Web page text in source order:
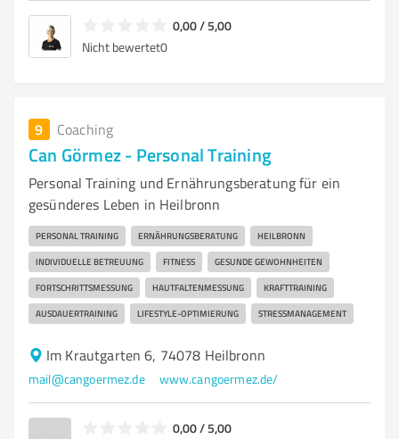
0,00 / 5,00
Nicht bewertet0
9 Coaching
Can Görmez - Personal Training
Personal Training und Ernährungsberatung für ein
gesünderes Leben in Heilbronn
PERSONAL TRAINING ERNÄHRUNGSBERATUNG HEILBRONN
INDIVIDUELLE BETREUUNG FITNESS GESUNDE GEWOHNHEITEN
FORTSCHRITTSMESSUNG HAUTFALTENMESSUNG KRAFTTRAINING
AUSDAUERTRAINING LIFESTYLE-OPTIMIERUNG STRESSMANAGEMENT
Im Krautgarten 6, 74078 Heilbronn
mail@cangoermez.de www.cangoermez.de/
0,00 / 5,00